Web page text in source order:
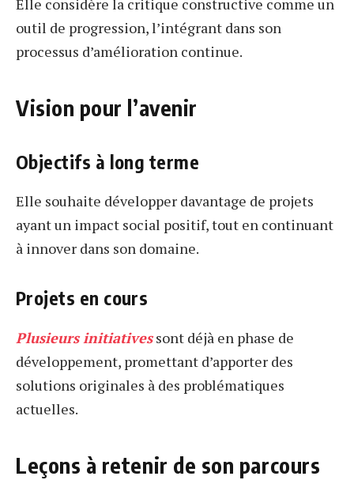
Elle considère la critique constructive comme un
outil de progression, l’intégrant dans son
processus d’amélioration continue.
Vision pour l’avenir
Objectifs à long terme
Elle souhaite développer davantage de projets
ayant un impact social positif, tout en continuant
à innover dans son domaine.
Projets en cours
Plusieurs initiativessont déjà en phase de
développement, promettant d’apporter des
solutions originales à des problématiques
actuelles.
Leçons à retenir de son parcours